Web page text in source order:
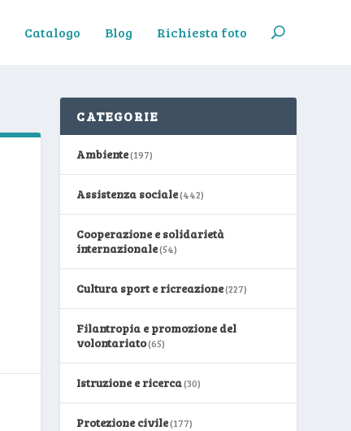
Catalogo Blog Richiesta foto
CATEGORIE
Ambiente(197)
Assistenza sociale(442)
Cooperazione e solidarietà
internazionale(54)
Cultura sport e ricreazione(227)
Filantropia e promozione del
volontariato(65)
Istruzione e ricerca(30)
Protezione civile(177)